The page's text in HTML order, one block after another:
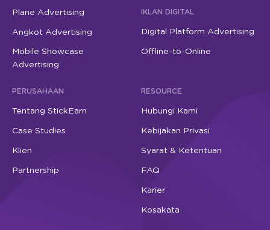
Plane Advertising
Angkot Advertising
Mobile Showcase
Advertising
IKLAN DIGITAL
Digital Platform Advertising
Offline-to-Online
PERUSAHAAN
Tentang StickEarn
Case Studies
Klien
Partnership
RESOURCE
Hubungi Kami
Kebijakan Privasi
Syarat & Ketentuan
FAQ
Karier
Kosakata